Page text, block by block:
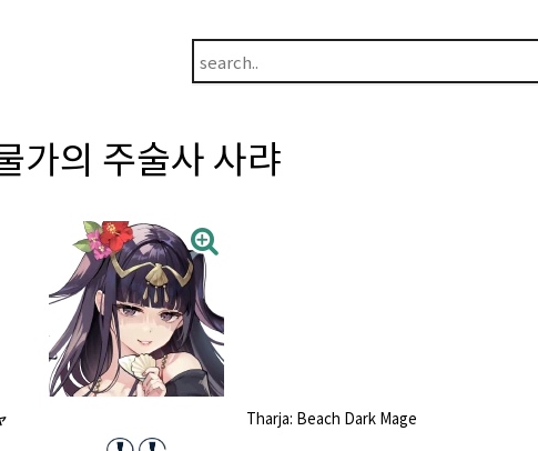
가의 주술사 사랴
Tharja: Beach Dark Mage